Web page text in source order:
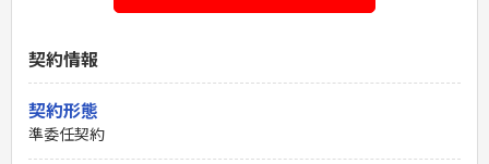
契約情報
契約形態
準委任契約